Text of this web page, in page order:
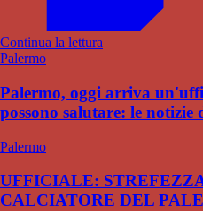
Continua la lettura
Palermo
Palermo, oggi arriva
possono salutare: le notizie
Palermo
UFFICIALE:
CALCIATORE DEL